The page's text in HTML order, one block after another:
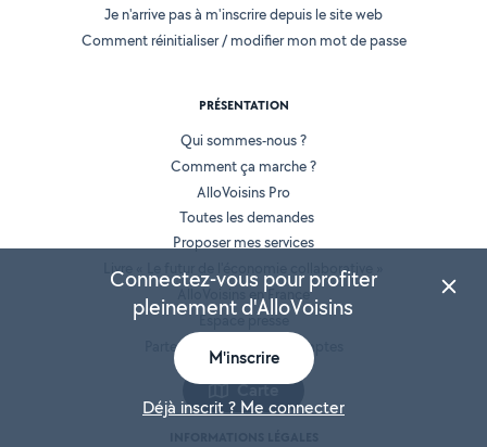
Carte
Je n'arrive pas à m'inscrire depuis le site web
Comment réinitialiser / modifier mon mot de passe
PRÉSENTATION
Qui sommes-nous ?
Comment ça marche ?
AlloVoisins Pro
Toutes les demandes
Proposer mes services
Livre « Le futur de l'économie collaborative »
AlloVoisins en France
Espace presse
Partenaires et Grands Comptes
Connectez-vous pour profiter
pleinement d'AlloVoisins
M'inscrire
Déjà inscrit ? Me connecter